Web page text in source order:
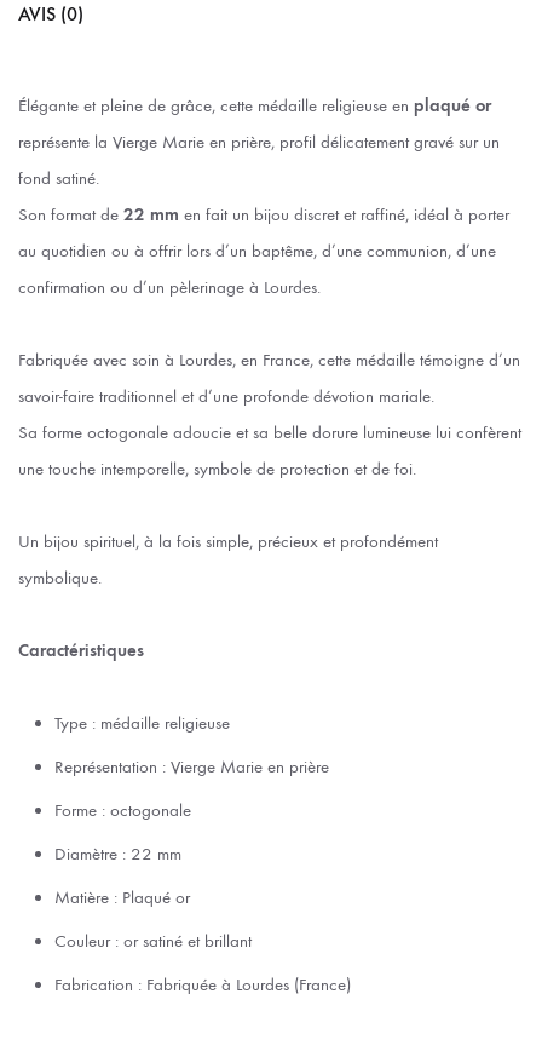
AVIS (0)
Élégante et pleine de grâce, cette médaille religieuse en plaqué or
représente la Vierge Marie en prière, profil délicatement gravé sur un
fond satiné.
Son format de 22 mm en fait un bijou discret et raffiné, idéal à porter
au quotidien ou à offrir lors d’un baptême, d’une communion, d’une
confirmation ou d’un pèlerinage à Lourdes.
Fabriquée avec soin à Lourdes, en France, cette médaille témoigne d’un
savoir-faire traditionnel et d’une profonde dévotion mariale.
Sa forme octogonale adoucie et sa belle dorure lumineuse lui confèrent
une touche intemporelle, symbole de protection et de foi.
Un bijou spirituel, à la fois simple, précieux et profondément
symbolique.
Caractéristiques
Type : médaille religieuse
Représentation : Vierge Marie en prière
Forme : octogonale
Diamètre : 22 mm
Matière : Plaqué or
Couleur : or satiné et brillant
Fabrication : Fabriquée à Lourdes (France)